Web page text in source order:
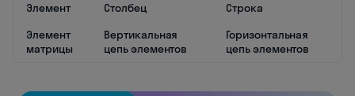
Элемент Столбец
Строка
Элемент
матрицы
Вертикальная
цепь элементов
Горизонтальная
цепь элементов